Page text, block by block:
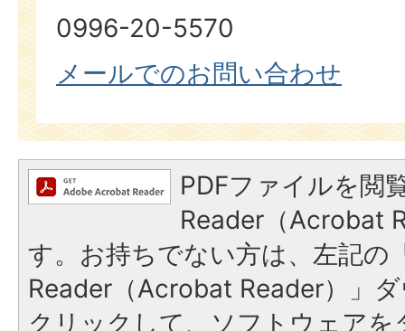
0996-20-5570
メールでのお問い合わせ
PDFファイルを閲
Reader（Acrobat
す。お持ちでない方は、左記の
Reader（Acrobat Reader）」
クリックして、ソフトウェア